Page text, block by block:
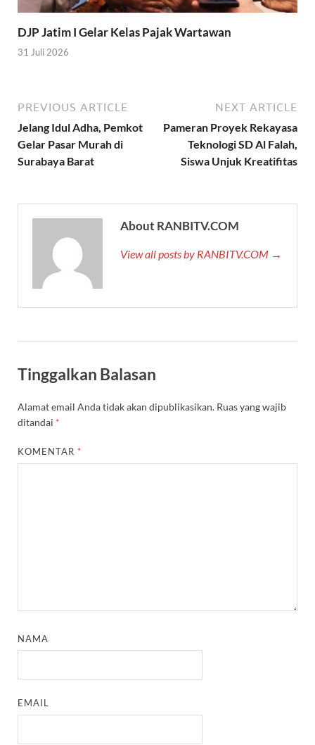
DJP Jatim I Gelar Kelas Pajak Wartawan
31 Juli 2026
PREVIOUS ARTICLE
Jelang Idul Adha, Pemkot
Gelar Pasar Murah di
Surabaya Barat
NEXT ARTICLE
Pameran Proyek Rekayasa
Teknologi SD Al Falah,
Siswa Unjuk Kreatifitas
About RANBITV.COM
View all posts by RANBITV.COM →
Tinggalkan Balasan
Alamat email Anda tidak akan dipublikasikan. Ruas yang wajib
ditandai *
KOMENTAR *
NAMA
EMAIL